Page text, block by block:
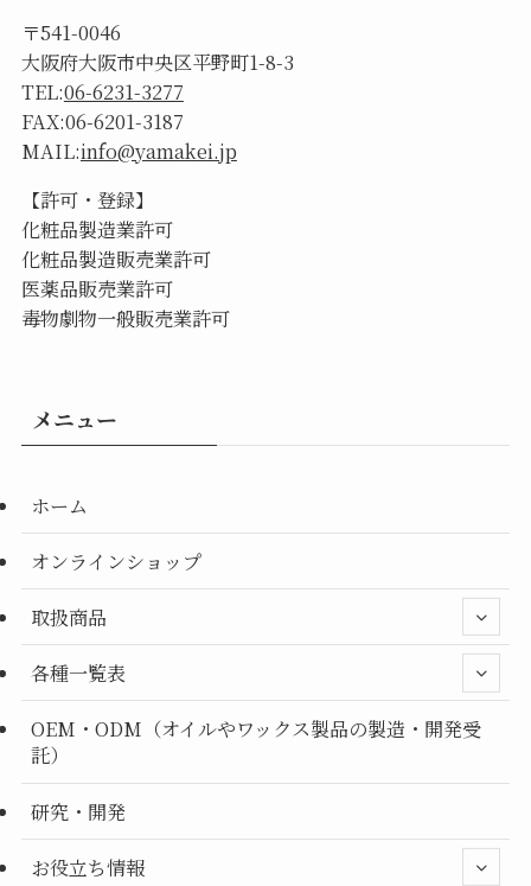
〒541-0046
大阪府大阪市中央区平野町1-8-3
TEL:06-6231-3277
FAX:06-6201-3187
MAIL:info@yamakei.jp
【許可・登録】
化粧品製造業許可
化粧品製造販売業許可
医薬品販売業許可
毒物劇物一般販売業許可
メニュー
ホーム
オンラインショップ
取扱商品
各種一覧表
OEM・ODM（オイルやワックス製品の製造・開発受
託）
研究・開発
お役立ち情報